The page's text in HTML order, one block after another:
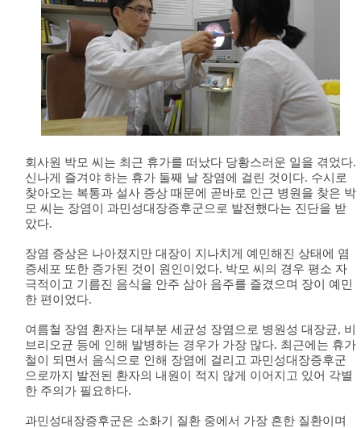
회사원 박모 씨는 최근 휴가를 떠났다 당황스러운 일을 겪었다.
신나게 즐겨야 하는 휴가 둘째 날 장염에 걸린 것이다. 수시로
찾아오는 복통과 설사 증상 때문에 곧바로 인근 병원을 찾은 박
모 씨는 장염이 과민성대장증후군으로 발전했다는 진단을 받
았다.
장염 증상은 나아졌지만 대장이 지나치게 예민해진 상태에 염
증세포 또한 증가된 것이 원인이었다. 박모 씨의 경우 평소 자
극적이고 기름진 음식을 안주 삼아 음주를 즐겼으며 장이 예민
한 편이었다.
여름철 장염 환자는 대부분 세균성 장염으로 병원성 대장균, 비
브리오균 등에 인해 발병하는 경우가 가장 많다. 최근에는 휴가
철이 되면서 음식으로 인해 장염에 걸리고 과민성대장증후군
으로까지 발전된 환자의 내원이 적지 않게 이어지고 있어 각별
한 주의가 필요하다.
과민성대장증후군은 소화기 질환 중에서 가장 흔한 질환이며